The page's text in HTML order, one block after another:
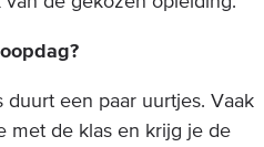
een paar uurtjes. Vaak
met de klas en krijg je de